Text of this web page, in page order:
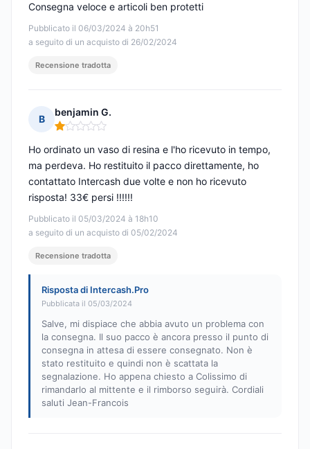
Pubblicato il 06/03/2024 à 20h51
a seguito di un acquisto di 26/02/2024
Consegna veloce e articoli ben protetti
Recensione tradotta
B
benjamin G.
Nota: 1 su 5
Pubblicato il 05/03/2024 à 18h10
a seguito di un acquisto di 05/02/2024
Ho ordinato un vaso di resina e l'ho ricevuto in tempo,
ma perdeva. Ho restituito il pacco direttamente, ho
contattato Intercash due volte e non ho ricevuto
risposta! 33€ persi !!!!!!
Recensione tradotta
Risposta di Intercash.Pro
Pubblicata il 05/03/2024
Salve, mi dispiace che abbia avuto un problema con
la consegna. Il suo pacco è ancora presso il punto di
consegna in attesa di essere consegnato. Non è
stato restituito e quindi non è scattata la
segnalazione. Ho appena chiesto a Colissimo di
rimandarlo al mittente e il rimborso seguirà. Cordiali
saluti Jean-Francois